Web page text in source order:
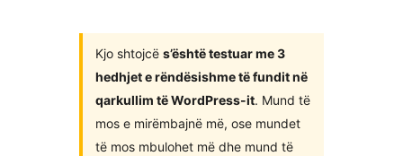
Kjo shtojcë s’është testuar me 3
hedhjet e rëndësishme të fundit në
qarkullim të WordPress-it. Mund të
mos e mirëmbajnë më, ose mundet
të mos mbulohet më dhe mund të